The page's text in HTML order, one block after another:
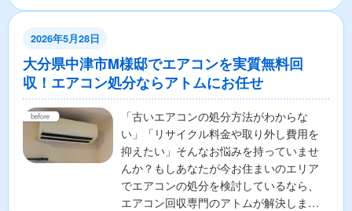
2026年5月28日
大分県中津市M様邸でエアコンを実質無料回
収！エアコン処分ならアトムにお任せ
「古いエアコンの処分方法がわからな
い」「リサイクル料金や取り外し費用を
抑えたい」そんなお悩みを持っていませ
んか？もしあなたが今お住まいのエリア
でエアコンの処分を検討しているなら、
エアコン回収専門のアトムが解決しま